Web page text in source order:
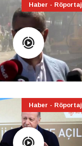
Haber - Röportaj
Haber - Röportaj